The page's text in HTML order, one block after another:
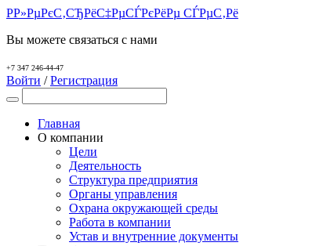
Р­Р»РµРєС‚СЂРёС‡РµСЃРєРёРµ СЃРµС‚Рё
Вы можете связаться с нами
+7 347 246-44-47
Войти /Регистрация
Главная
О компании
Цели
Деятельность
Структура предприятия
Органы управления
Охрана окружающей среды
Работа в компании
Устав и внутренние документы